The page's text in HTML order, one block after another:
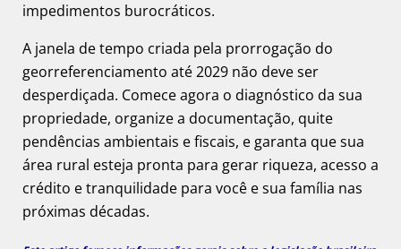
impedimentos burocráticos.
A janela de tempo criada pela prorrogação do
georreferenciamento até 2029 não deve ser
desperdiçada. Comece agora o diagnóstico da sua
propriedade, organize a documentação, quite
pendências ambientais e fiscais, e garanta que sua
área rural esteja pronta para gerar riqueza, acesso a
crédito e tranquilidade para você e sua família nas
próximas décadas.